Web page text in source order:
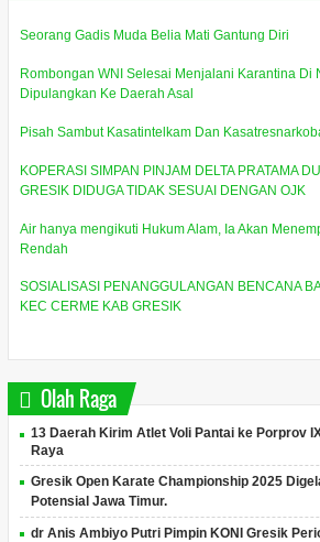
Seorang Gadis Muda Belia Mati Gantung Diri
Rombongan WNI Selesai Menjalani Karantina Di
Dipulangkan Ke Daerah Asal
Pisah Sambut Kasatintelkam Dan
KOPERASI SIMPAN PINJAM DELTA PRATAMA
GRESIK DIDUGA TIDAK SESUAI DENGAN OJK
Air hanya mengikuti Hukum Alam, Ia Akan
Rendah
SOSIALISASI PENANGGULANGAN BENCANA
KEC CERME KAB GRESIK
Olah Raga
13 Daerah Kirim Atlet Voli Pantai ke Porprov
Raya
Gresik Open Karate Championship 2025
Potensial Jawa Timur.
dr Anis Ambiyo Putri Pimpin KONI Gresik